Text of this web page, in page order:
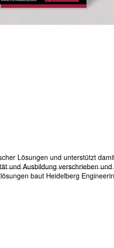
Lösungen und unterstützt
und Ausbildung verschrieben
baut Heidelberg